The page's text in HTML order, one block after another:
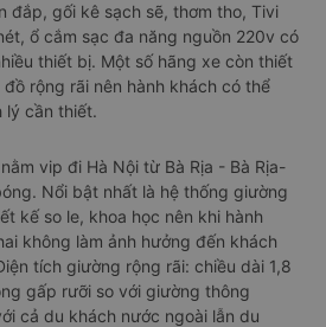
đắp, gối kê sạch sẽ, thơm tho, Tivi
ổ cắm sạc đa năng nguồn 220v có
thiết bị. Một số hãng xe còn thiết
rộng rãi nên hành khách có thể
lý cần thiết.
vip đi Hà Nội từ Bà Rịa - Bà Rịa-
Nổi bật nhất là hệ thống giường
kế so le, khoa học nên khi hành
không làm ảnh hưởng đến khách
tích giường rộng rãi: chiều dài 1,8
gấp rưỡi so với giường thông
cả du khách nước ngoài lẫn du